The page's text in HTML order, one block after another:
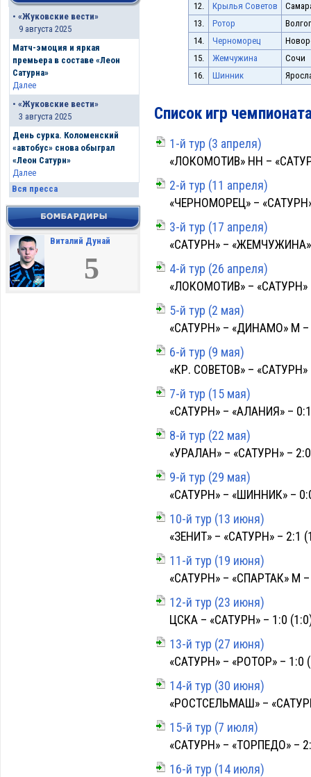
• «Жуковские вести»
9 августа 2025
Матч-эмоция и яркая
премьера в составе «Леон
Сатурна»
Далее
• «Жуковские вести»
3 августа 2025
День сурка. Коломенский
«автобус» снова обыграл
«Леон Сатурн»
Далее
Вся пресса
Виталий Дунай
5
12.
Крылья Советов
13.
Ротор
14.
Черноморец
15.
Жемчужина
Сочи
16.
Шинник
Список игр
1-й тур (3 апреля)
«ЛОКОМОТИВ» НН –
2-й тур (11 апреля)
«ЧЕРНОМОРЕЦ» –
3-й тур (17 апреля)
«САТУРН» – «ЖЕМЧУЖИНА»
4-й тур (26 апреля)
«ЛОКОМОТИВ» – «САТУРН»
5-й тур (2 мая)
«САТУРН» – «ДИНАМО» М –
6-й тур (9 мая)
«КР. СОВЕТОВ» – «САТУРН»
7-й тур (15 мая)
«САТУРН» – «АЛАНИЯ» –
8-й тур (22 мая)
«УРАЛАН» – «САТУРН» –
9-й тур (29 мая)
«САТУРН» – «ШИННИК» –
10-й тур (13 июня)
«ЗЕНИТ» – «САТУРН» – 2:1
11-й тур (19 июня)
«САТУРН» – «СПАРТАК» М
12-й тур (23 июня)
ЦСКА – «САТУРН» – 1:0
13-й тур (27 июня)
«САТУРН» – «РОТОР» – 1:0
14-й тур (30 июня)
«РОСТСЕЛЬМАШ» –
15-й тур (7 июля)
«САТУРН» – «ТОРПЕДО» –
16-й тур (14 июля)